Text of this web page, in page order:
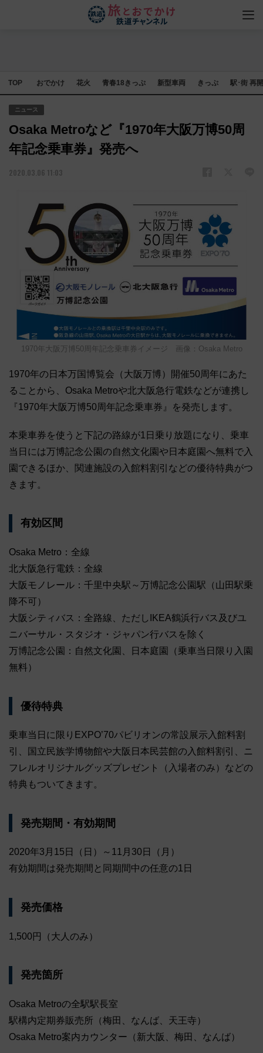
TOP おでかけ 花火 青春18きっぷ 新型車両 きっぷ 駅･街 再
ニュース
Osaka Metroなど『1970年大阪万博50周
年記念乗車券』発売へ
2020.03.06 11:03
1970年大阪万博50周年記念乗車券イメージ 画像：Osaka Metro
1970年の日本万国博覧会（大阪万博）開催50周年にあた
ることから、Osaka Metroや北大阪急行電鉄などが連携し
『1970年大阪万博50周年記念乗車券』を発売します。
本乗車券を使うと下記の路線が1日乗り放題になり、乗車
当日には万博記念公園の自然文化園や日本庭園へ無料で入
園できるほか、関連施設の入館料割引などの優待特典がつ
きます。
有効区間
Osaka Metro：全線
北大阪急行電鉄：全線
大阪モノレール：千里中央駅～万博記念公園駅（山田駅乗
降不可）
大阪シティバス：全路線、ただしIKEA鶴浜行バス及びユ
ニバーサル・スタジオ・ジャパン行バスを除く
万博記念公園：自然文化園、日本庭園（乗車当日限り入園
無料）
優待特典
乗車当日に限りEXPO’70パビリオンの常設展示入館料割
引、国立民族学博物館や大阪日本民芸館の入館料割引、ニ
フレルオリジナルグッズプレゼント（入場者のみ）などの
特典もついてきます。
発売期間・有効期間
2020年3月15日（日）～11月30日（月）
有効期間は発売期間と同期間中の任意の1日
発売価格
1,500円（大人のみ）
発売箇所
Osaka Metroの全駅駅長室
駅構内定期券販売所（梅田、なんば、天王寺）
Osaka Metro案内カウンター（新大阪、梅田、なんば）